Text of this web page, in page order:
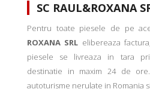
SC RAUL&ROXANA
Pentru toate piesele de pe
ROXANA SRL elibereaza
piesele se livreaza in tara
destinatie in maxim 24 de
autoturisme nerulate in Romania